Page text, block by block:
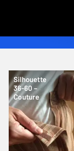
Silhouette
36-60 –
Couture